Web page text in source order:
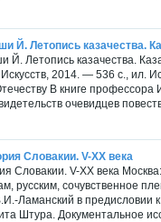
Й. Летопись казачества.
Летопись казачества.
2014. — 536 с., ил.
В книге
очевидцев
Словакии. V-XX века
Словакии. V-XX века
русским, сочувственное
Ламанский в предисловии
Штура. Документальное